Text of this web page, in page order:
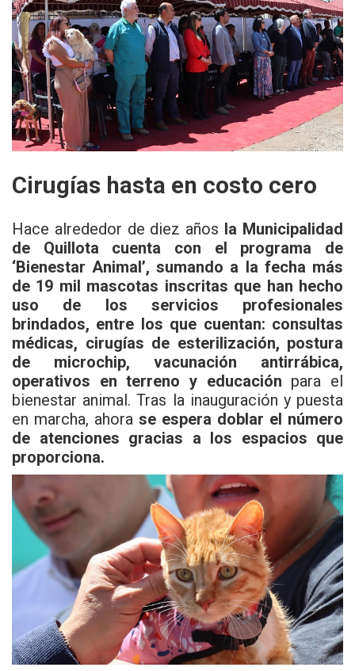
Cirugías hasta en costo cero
Hace alrededor de diez años la Municipalidad
de Quillota cuenta con el programa de
‘Bienestar Animal’, sumando a la fecha más
de 19 mil mascotas inscritas que han hecho
uso de los servicios profesionales
brindados, entre los que cuentan: consultas
médicas, cirugías de esterilización, postura
de microchip, vacunación antirrábica,
operativos en terreno y educación para el
bienestar animal. Tras la inauguración y puesta
en marcha, ahora se espera doblar el número
de atenciones gracias a los espacios que
proporciona.